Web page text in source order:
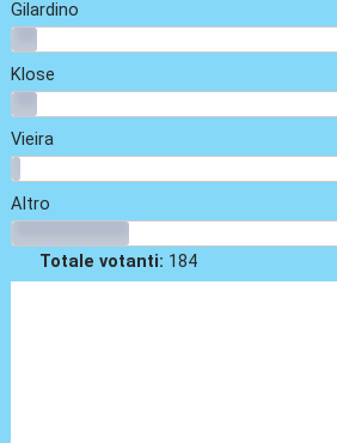
Gilardino
Klose
Vieira
Altro
Totale votanti: 184